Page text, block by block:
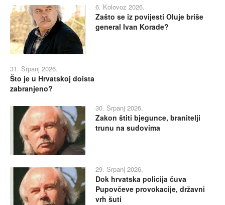
6. Kolovoz 2026.
Zašto se iz povijesti Oluje briše
general Ivan Korade?
31. Srpanj 2026.
Što je u Hrvatskoj doista
zabranjeno?
30. Srpanj 2026.
Zakon štiti bjegunce, branitelji
trunu na sudovima
29. Srpanj 2026.
Dok hrvatska policija čuva
Pupovčeve provokacije, državni
vrh šuti